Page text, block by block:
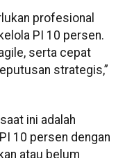
profesional
PI 10 persen.
serta cepat
strategis,”
ini adalah
10 persen dengan
atau belum